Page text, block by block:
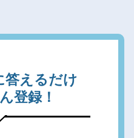
答えるだけ
登録！